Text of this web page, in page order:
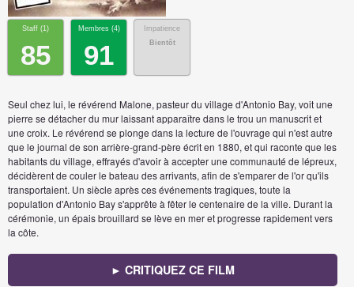
Staff (1)
85
Membres (4)
91
Impatience
Bientôt
Seul chez lui, le révérend Malone, pasteur du village d'Antonio Bay, voit une
pierre se détacher du mur laissant apparaître dans le trou un manuscrit et
une croix. Le révérend se plonge dans la lecture de l'ouvrage qui n'est autre
que le journal de son arrière-grand-père écrit en 1880, et qui raconte que les
habitants du village, effrayés d'avoir à accepter une communauté de lépreux,
décidèrent de couler le bateau des arrivants, afin de s'emparer de l'or qu'ils
transportaient. Un siècle après ces événements tragiques, toute la
population d'Antonio Bay s'apprête à fêter le centenaire de la ville. Durant la
cérémonie, un épais brouillard se lève en mer et progresse rapidement vers
la côte.
► CRITIQUEZ CE FILM